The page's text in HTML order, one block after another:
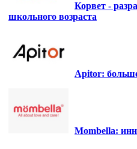
Корвет -
школьного возраста
Apitor:
Mombella: